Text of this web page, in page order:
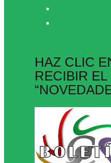
HAZ CLIC
RECIBIR EL